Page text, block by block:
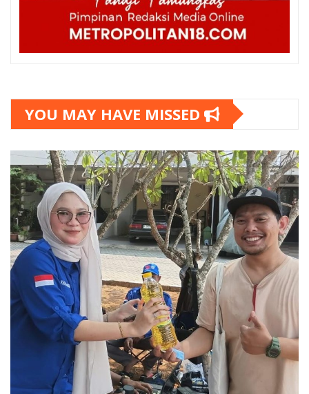
YOU MAY HAVE MISSED